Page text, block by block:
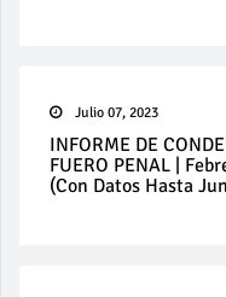
Julio 07, 2023
INFORME DE
FUERO PENAL |
(con Datos Hasta